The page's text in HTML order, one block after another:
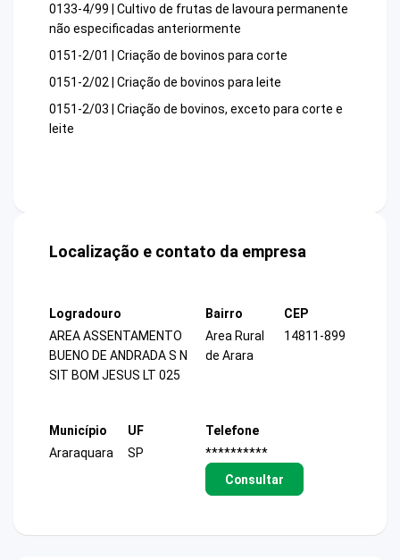
0133-4/99 | Cultivo de frutas de lavoura permanente
não especificadas anteriormente
0151-2/01 | Criação de bovinos para corte
0151-2/02 | Criação de bovinos para leite
0151-2/03 | Criação de bovinos, exceto para corte e
leite
Localização e contato da empresa
Logradouro
AREA ASSENTAMENTO
BUENO DE ANDRADA S N
SIT BOM JESUS LT 025
Bairro
Area Rural
de Arara
CEP
14811-899
Município
Araraquara
UF
SP
Telefone
**********
Consultar